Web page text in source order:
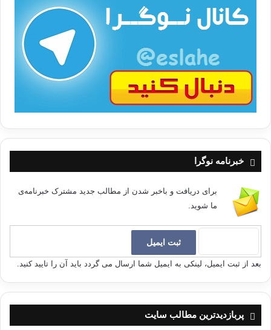
خبرنامه نوگرا
برای دریافت و باخبر شدن از مطالب جدید مشترک خبرنامه‌ی
ما شوید.
بعد از ثبت ایمیل، لینکی به ایمیل شما ارسال می گردد باید آن را تایید کنید.
پربازدیدترین مطالب سایت